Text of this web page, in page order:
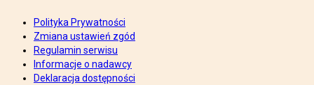
Polityka Prywatności
Zmiana ustawień zgód
Regulamin serwisu
Informacje o nadawcy
Deklaracja dostępności